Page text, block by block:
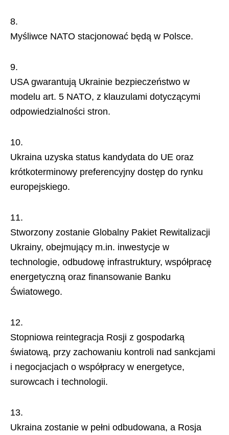
Myśliwce NATO stacjonować będą w Polsce.
USA gwarantują Ukrainie bezpieczeństwo w
modelu art. 5 NATO, z klauzulami dotyczącymi
odpowiedzialności stron.
Ukraina uzyska status kandydata do UE oraz
krótkoterminowy preferencyjny dostęp do rynku
europejskiego.
Stworzony zostanie Globalny Pakiet Rewitalizacji
Ukrainy, obejmujący m.in. inwestycje w
technologie, odbudowę infrastruktury, współpracę
energetyczną oraz finansowanie Banku
Światowego.
Stopniowa reintegracja Rosji z gospodarką
światową, przy zachowaniu kontroli nad sankcjami
i negocjacjach o współpracy w energetyce,
surowcach i technologii.
Ukraina zostanie w pełni odbudowana, a Rosja